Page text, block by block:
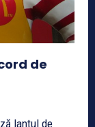
de
lanțul de